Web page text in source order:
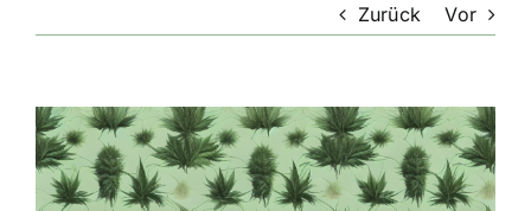
Zurück Vor
Zeige
grösseres
Bild